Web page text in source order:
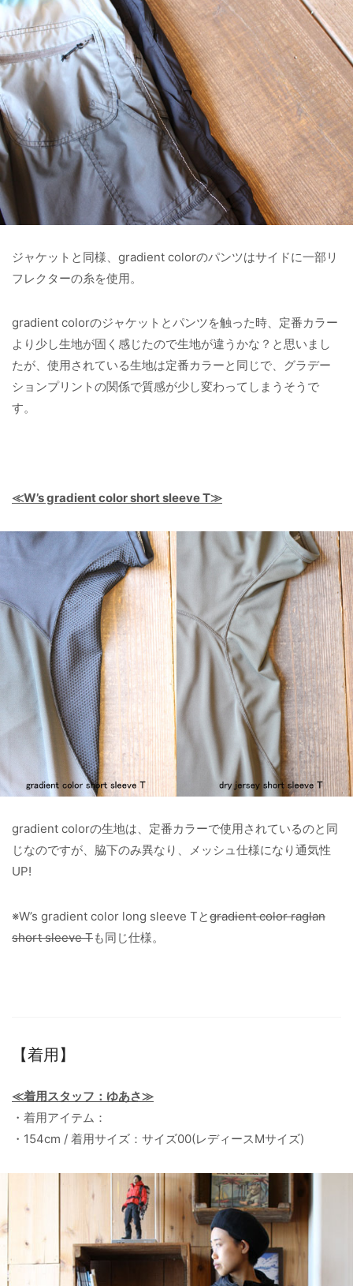
ジャケットと同様、gradient colorのパンツはサイドに一部リ
フレクターの糸を使用。
gradient colorのジャケットとパンツを触った時、定番カラー
より少し生地が固く感じたので生地が違うかな？と思いまし
たが、使用されている生地は定番カラーと同じで、グラデー
ションプリントの関係で質感が少し変わってしまうそうで
す。
≪W’s gradient color short sleeve T≫
gradient colorの生地は、定番カラーで使用されているのと同
じなのですが、脇下のみ異なり、メッシュ仕様になり通気性
UP!
※W’s gradient color long sleeve Tとgradient color raglan
short sleeve Tも同じ仕様。
【着用】
≪着用スタッフ：ゆあさ≫
・着用アイテム：
・154cm / 着用サイズ：サイズ00(レディースMサイズ)